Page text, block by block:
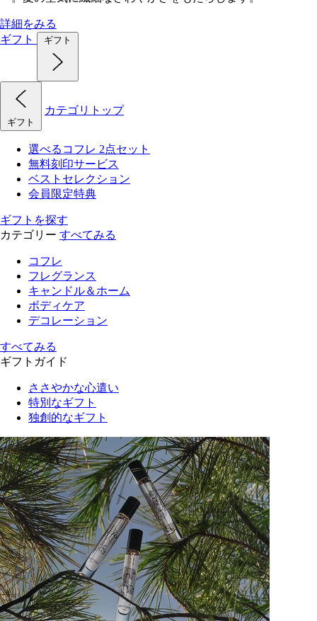
詳細をみる
ギフト
ギフト
ギフト
カテゴリトップ
選べるコフレ 2点セット
無料刻印サービス
ベストセレクション
会員限定特典
ギフトを探す
カテゴリー すべてみる
コフレ
フレグランス
キャンドル＆ホーム
ボディケア
デコレーション
すべてみる
ギフトガイド
ささやかな心遣い
特別なギフト
独創的なギフト